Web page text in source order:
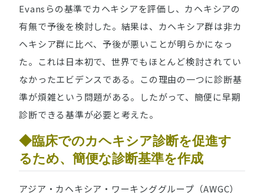
Evansらの基準でカヘキシアを評価し、カヘキシアの
有無で予後を検討した。結果は、カヘキシア群は非カ
ヘキシア群に比べ、予後が悪いことが明らかになっ
た。これは日本初で、世界でもほとんど検討されてい
なかったエビデンスである。この理由の一つに診断基
準が煩雑という問題がある。したがって、簡便に早期
診断できる基準が必要と考えた。
◆臨床でのカヘキシア診断を促進す
るため、簡便な診断基準を作成
アジア・カヘキシア・ワーキンググループ（AWGC）